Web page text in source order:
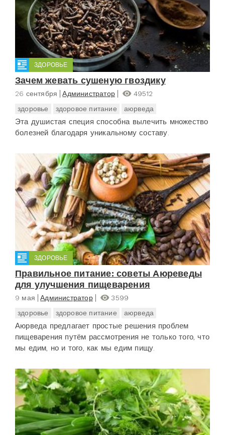
ЗДОРОВЬЕ
Зачем жевать сушеную гвоздику
26 сентября Администратор
49512
здоровье
здоровое питание аюрведа
Эта душистая специя способна вылечить множество
болезней благодаря уникальному составу.
ЗДОРОВЬЕ
Правильное питание: советы Аюреведы
для улучшения пищеварения
9 мая Администратор
3599
здоровье
здоровое питание аюрведа
Аюрведа предлагает простые решения проблем
пищеварения путём рассмотрения не только того, что
мы едим, но и того, как мы едим пищу.